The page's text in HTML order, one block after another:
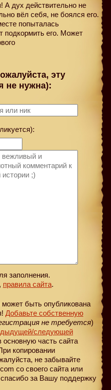
А дух действительно не
вёл себя, не боялся его.
попыталась
подкормить его. Может
эту
не нужна):
заполнения.
правила сайта.
быть опубликована
Добавьте собственную
не требуется)
/следующей
часть сайта
копировании
не забывайте
со своего сайта или
за Вашу поддержку